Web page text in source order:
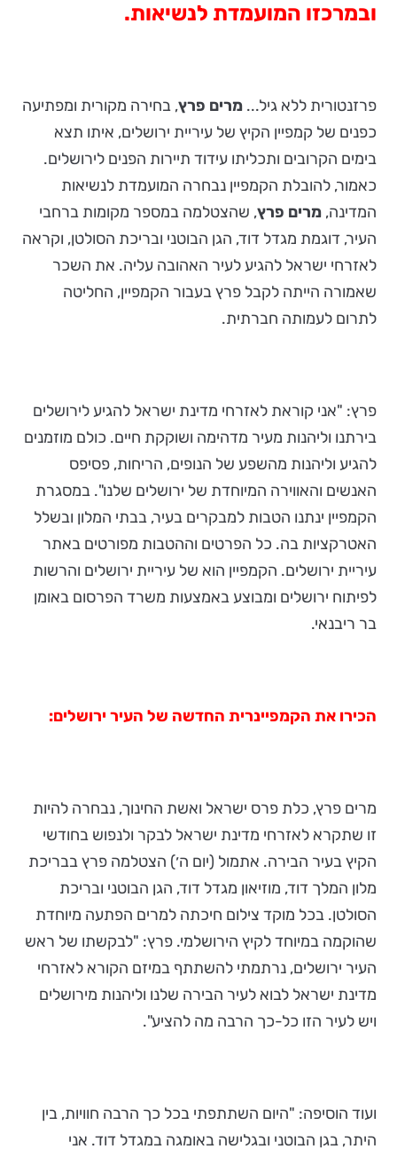
ובמרכזו המועמדת לנשיאות.
פרזנטורית ללא גיל... מרים פרץ, בחירה מקורית ומפתיעה
כפנים של קמפיין הקיץ של עיריית ירושלים, איתו תצא
בימים הקרובים ותכליתו עידוד תיירות הפנים לירושלים.
כאמור, להובלת הקמפיין נבחרה המועמדת לנשיאות
המדינה, מרים פרץ, שהצטלמה במספר מקומות ברחבי
העיר, דוגמת מגדל דוד, הגן הבוטני ובריכת הסולטן, וקראה
לאזרחי ישראל להגיע לעיר האהובה עליה. את השכר
שאמורה הייתה לקבל פרץ בעבור הקמפיין, החליטה
לתרום לעמותה חברתית.
פרץ: "אני קוראת לאזרחי מדינת ישראל להגיע לירושלים
בירתנו וליהנות מעיר מדהימה ושוקקת חיים. כולם מוזמנים
להגיע וליהנות מהשפע של הנופים, הריחות, פסיפס
האנשים והאווירה המיוחדת של ירושלים שלנו". במסגרת
הקמפיין ינתנו הטבות למבקרים בעיר, בבתי המלון ובשלל
האטרקציות בה. כל הפרטים וההטבות מפורטים באתר
עיריית ירושלים. הקמפיין הוא של עיריית ירושלים והרשות
לפיתוח ירושלים ומבוצע באמצעות משרד הפרסום באומן
בר ריבנאי.
הכירו את הקמפיינרית החדשה של העיר ירושלים:
מרים פרץ, כלת פרס ישראל ואשת החינוך, נבחרה להיות
זו שתקרא לאזרחי מדינת ישראל לבקר ולנפוש בחודשי
הקיץ בעיר הבירה. אתמול (יום ה׳) הצטלמה פרץ בבריכת
מלון המלך דוד, מוזיאון מגדל דוד, הגן הבוטני ובריכת
הסולטן. בכל מוקד צילום חיכתה למרים הפתעה מיוחדת
שהוקמה במיוחד לקיץ הירושלמי. פרץ: "לבקשתו של ראש
העיר ירושלים, נרתמתי להשתתף במיזם הקורא לאזרחי
מדינת ישראל לבוא לעיר הבירה שלנו וליהנות מירושלים
ויש לעיר הזו כל-כך הרבה מה להציע".
ועוד הוסיפה: "היום השתתפתי בכל כך הרבה חוויות, בין
היתר, בגן הבוטני ובגלישה באומגה במגדל דוד. אני